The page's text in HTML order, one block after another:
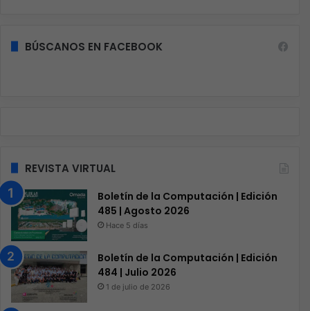
BÚSCANOS EN FACEBOOK
REVISTA VIRTUAL
Boletín de la Computación | Edición
485 | Agosto 2026
Hace 5 días
Boletín de la Computación | Edición
484 | Julio 2026
1 de julio de 2026